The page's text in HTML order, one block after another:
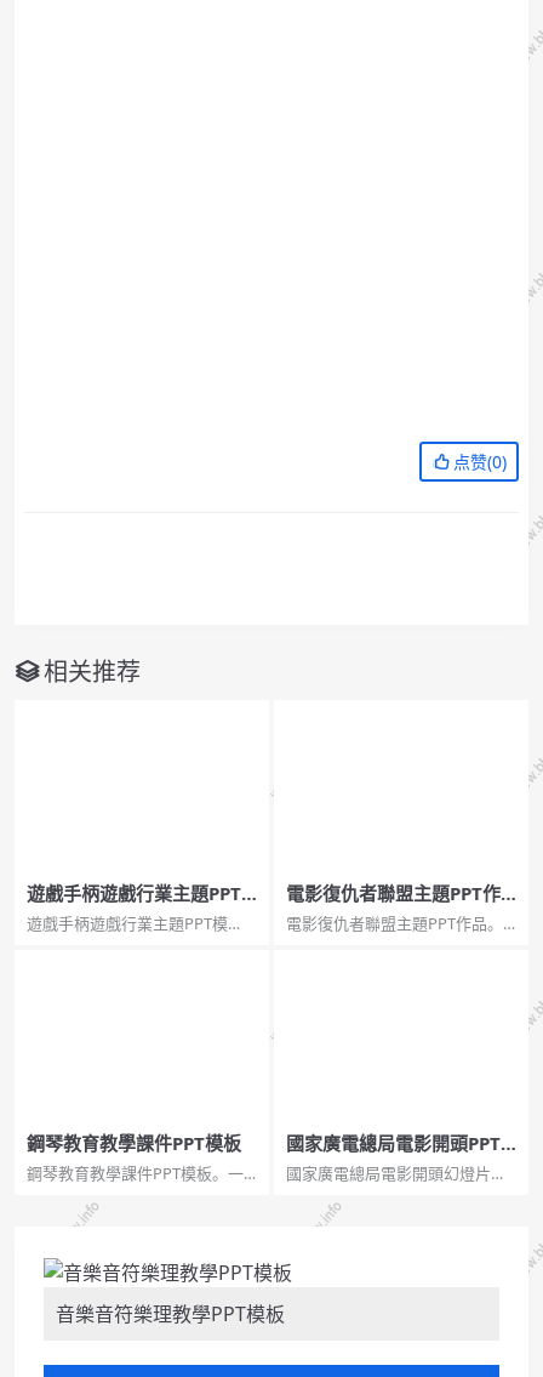
点赞(0)
相关推荐
遊戲手柄遊戲行業主題PPT
模板
遊戲手柄遊戲行業主題PPT模
電影復仇者聯盟主題PPT作
品
電影復仇者聯盟主題PPT作品。
鋼琴教育教學課件PPT模板
鋼琴教育教學課件PPT模板。一
學PPT課件使用的幻燈片模板，
首頁以鋼琴鍵盤為背景。...
國家廣電總局電影開頭PPT
模板
國家廣電總局電影開頭幻燈片模
國家廣電總局和八一電影製片廠
的電影開頭製作的動態效果的
音樂音符樂理教學PPT模板